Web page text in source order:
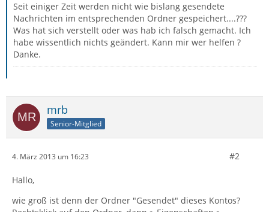
Seit einiger Zeit werden nicht wie bislang gesendete
Nachrichten im entsprechenden Ordner gespeichert....???
Was hat sich verstellt oder was hab ich falsch gemacht. Ich
habe wissentlich nichts geändert. Kann mir wer helfen ?
Danke.
mrb
Senior-Mitglied
4. März 2013 um 16:23 #2
Hallo,
wie groß ist denn der Ordner "Gesendet" dieses Kontos?